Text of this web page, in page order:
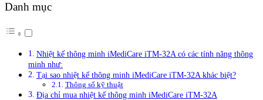
Danh mục
Nhiệt kế thông minh iMediCare iTM-32A có các tính năng thông
minh như:
Tại sao nhiệt kế thông minh iMediCare iTM-32A khác biệt?
Thông số kỹ thuật
Địa chỉ mua nhiệt kế thông minh iMediCare iTM-32A